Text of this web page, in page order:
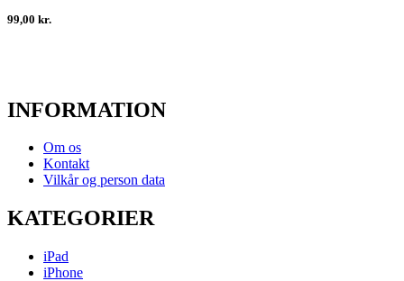
99,00 kr.
INFORMATION
Om os
Kontakt
Vilkår og person data
KATEGORIER
iPad
iPhone